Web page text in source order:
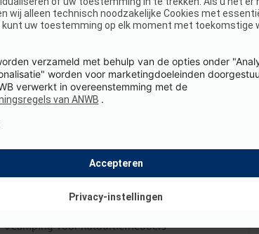
Duitsland / Brandenburg
Direct aan de Havel met steiger
Camping voor natuurliefhebbers